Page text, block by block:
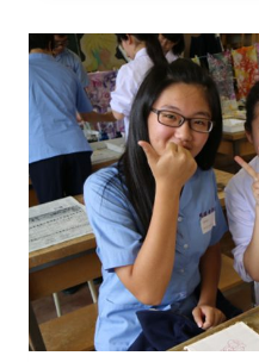
暨
和
菓
子
餐
飲
文
化
體
國
際
教
旅